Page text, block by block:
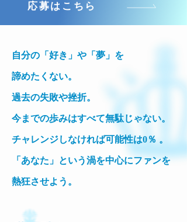
応募はこちら
自分の「好き」や「夢」を
諦めたくない。
過去の失敗や挫折。
今までの歩みはすべて無駄じゃない。
チャレンジしなければ可能性は0％ 。
「あなた」という渦を中心にファンを
熱狂させよう。